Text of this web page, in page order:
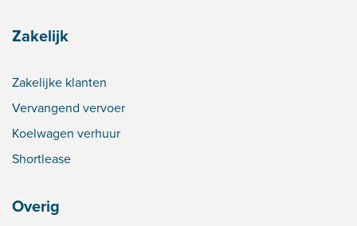
Zakelijk
Zakelijke klanten
Vervangend vervoer
Koelwagen verhuur
Shortlease
Overig